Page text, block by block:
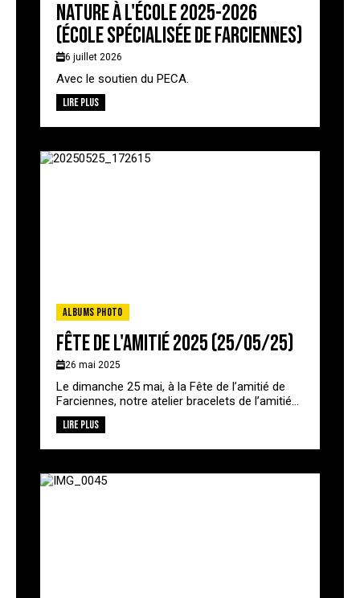
Nature à l'école 2025-2026
(école spécialisée de Farciennes)
6 juillet 2026
Avec le soutien du PECA.
Lire plus
Albums photo
Fête de l'amitié 2025 (25/05/25)
26 mai 2025
Le dimanche 25 mai, à la Fête de l’amitié de
Farciennes, notre atelier bracelets de l’amitié...
Lire plus